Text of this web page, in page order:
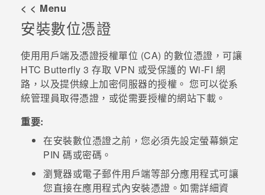
配件
優惠專區
焦點訊息
校園專案
企業採購
銷售門市
銷售通路
支援服務
VIVELAND
< < Menu
安裝數位憑證
使用用戶端及憑證授權單位 (CA) 的數位憑證，可讓
HTC Butterfly 3 存取 VPN 或受保護的 Wi-FI 網
路，以及提供線上加密伺服器的授權。 您可以從系
統管理員取得憑證，或從需要授權的網站下載。
重要:
在安裝數位憑證之前，您必須先設定螢幕鎖定
PIN 碼或密碼。
瀏覽器或電子郵件用戶端等部分應用程式可讓
您直接在應用程式內安裝憑證。如需詳細資